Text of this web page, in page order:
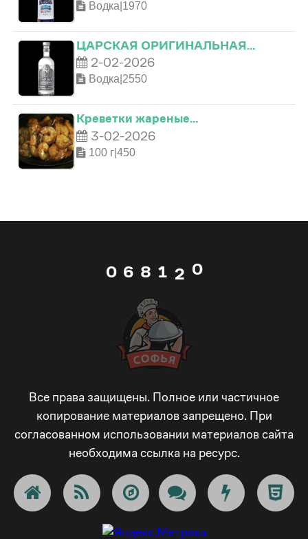
Водка|1970
ЦАРСКАЯ ОРИГИНАЛЬНАЯ…
2-02-2026
Водка|2550
Креветки жареные…
3-02-2026
100 г|450
0
3
4
5
6
1
2
3
6
8
9
_
-
3
4
8
9
_
-
+
!
1
2
3
4
5
6
2
4
5
6
7
0
3
4
5
Все права защищены. Полное или частичное
копирование материалов запрещено. При
согласованном использовании материалов сайта
необходима ссылка на ресурс.